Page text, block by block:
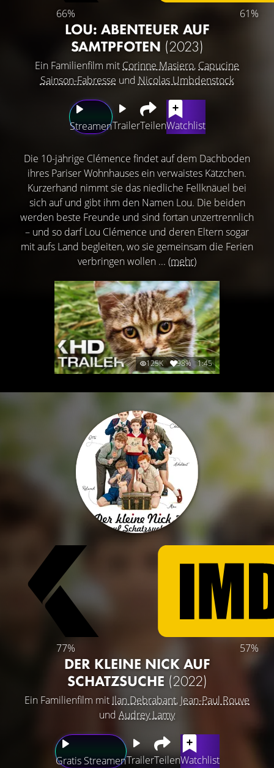
66% 61%
LOU: ABENTEUER AUF
SAMTPFOTEN (2023)
Ein Familienfilm mit Corinne Masiero, Capucine
Sainson-Fabresse und Nicolas Umbdenstock
StreamenTrailerTeilenWatchlist
Die 10-jährige Clémence findet auf dem Dachboden
ihres Pariser Wohnhauses ein verwaistes Kätzchen.
Kurzerhand nimmt sie das niedliche Fellknäuel bei
sich auf und gibt ihm den Namen Lou. Die beiden
werden beste Freunde und sind fortan unzertrennlich
– und so darf Lou Clémence und deren Eltern sogar
mit aufs Land begleiten, wo sie gemeinsam die Ferien
verbringen wollen ... (mehr)
125K 98% 1:45
77% 57%
DER KLEINE NICK AUF
SCHATZSUCHE (2022)
Ein Familienfilm mit Ilan Debrabant, Jean-Paul Rouve
und Audrey Lamy
Gratis StreamenTrailerTeilenWatchlist